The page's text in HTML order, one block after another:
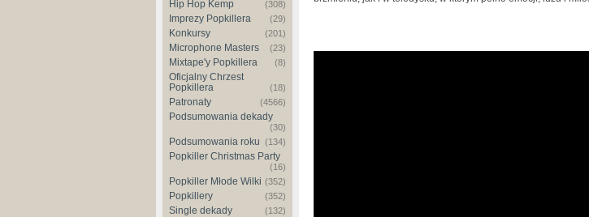
Hip Hop Kemp (308)
Imprezy Popkillera (29)
Konkursy (201)
Microphone Masters (23)
Mixtape'y Popkillera (8)
Oficjalny Chrzest
Popkillera
(18)
Patronaty (4566)
Podsumowania dekady
(30)
Podsumowania roku (134)
Popkiller Christmas Party
(16)
Popkiller Młode Wilki (352)
Popkillery (352)
Single dekady (132)